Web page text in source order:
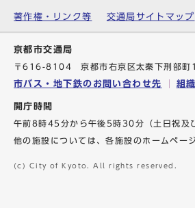
著作権・リンク等 交通局サイトマップ
京都市交通局
〒616-8104 京都市右京区太秦下刑部
市バス・地下鉄のお問い合わせ先 組
開庁時間
午前8時45分から午後5時30分（土日祝及
他の施設については、各施設のホームペー
(c) City of Kyoto. All rights reserved.